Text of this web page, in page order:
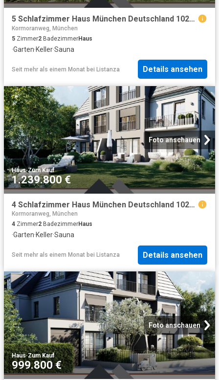
5 Schlafzimmer Haus München Deutschland 102579997
Kormoranweg, München
5 Zimmer2 BadezimmerHaus
·Garten·Keller·Sauna
Seit mehr als einem Monat bei Listanza Details ansehen
Foto anschauen
Haus·Zum Kauf
1.239.800 €
4 Schlafzimmer Haus München Deutschland 102579995
Kormoranweg, München
4 Zimmer2 BadezimmerHaus
·Garten·Keller·Sauna
Seit mehr als einem Monat bei Listanza Details ansehen
Foto anschauen
Haus·Zum Kauf
999.800 €